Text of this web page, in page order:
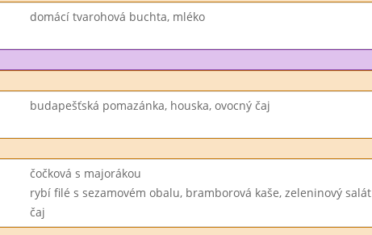
domácí tvarohová buchta, mléko
budapešťská pomazánka, houska, ovocný čaj
čočková s majorákou
rybí filé s sezamovém obalu, bramborová kaše, zeleninový salát
čaj